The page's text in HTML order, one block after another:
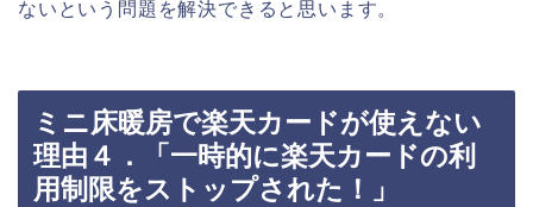
ないという問題を解決できると思います。
ミニ床暖房で楽天カードが使えない
理由４．「一時的に楽天カードの利
用制限をストップされた！」